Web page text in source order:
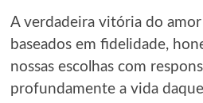
A verdadeira vitória do
baseados em fidelidade,
nossas escolhas com
profundamente a vida